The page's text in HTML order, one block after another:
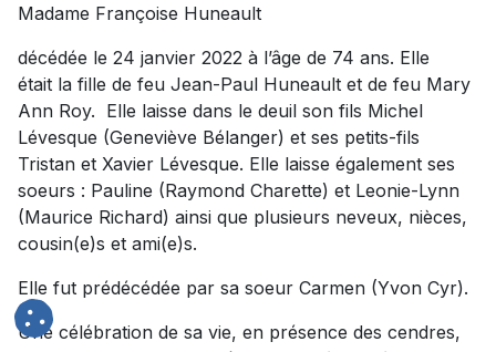
Madame Françoise Huneault
décédée le 24 janvier 2022 à l’âge de 74 ans. Elle
était la fille de feu Jean-Paul Huneault et de feu Mary
Ann Roy. Elle laisse dans le deuil son fils Michel
Lévesque (Geneviève Bélanger) et ses petits-fils
Tristan et Xavier Lévesque. Elle laisse également ses
soeurs : Pauline (Raymond Charette) et Leonie-Lynn
(Maurice Richard) ainsi que plusieurs neveux, nièces,
cousin(e)s et ami(e)s.
Elle fut prédécédée par sa soeur Carmen (Yvon Cyr).
Une célébration de sa vie, en présence des cendres,